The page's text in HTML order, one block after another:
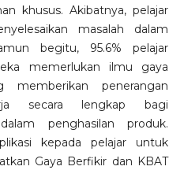
khusus. Akibatnya, pelajar
masalah dalam
begitu, 95.6% pelajar
memerlukan ilmu gaya
penerangan
secara lengkap bagi
penghasilan produk.
kepada pelajar untuk
Gaya Berfikir dan KBAT